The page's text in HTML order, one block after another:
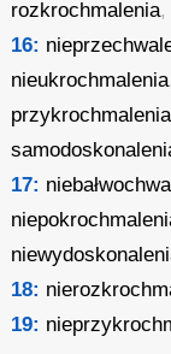
rozkrochmalenia,
16:
nieukrochmalenia,
przykrochmalenia
17:
18:
19: